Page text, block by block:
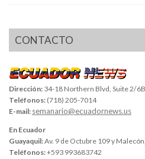
CONTACTO
Dirección: 34-18 Northern Blvd, Suite 2/
Teléfonos: (718) 205-7014
E-mail: semanario@ecuadornews.us
En Ecuador
Guayaquil:Av. 9 de Octubre 109 y
Teléfonos:+593 993683742